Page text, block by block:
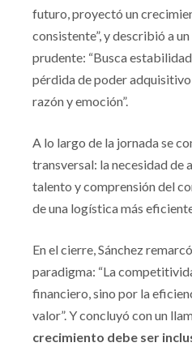
futuro, proyectó un
consistente”, y describió a
prudente: “Busca
pérdida de poder
razón y emoción”.
A lo largo de la jornada se
transversal: la necesidad de
talento y comprensión del
de una logística más
En el cierre, Sánchez
paradigma: “La
financiero, sino por la
valor”. Y concluyó con un
crecimiento debe ser